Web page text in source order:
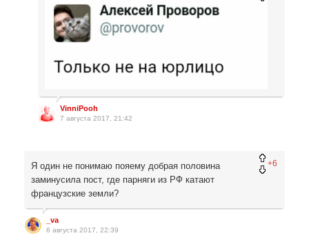
VinniPooh
7 августа 2017, 21:42
+6
Я один не понимаю пояему добрая половина
заминусила пост, где парняги из РФ катают
французские земли?
_va
6 августа 2017, 22:39